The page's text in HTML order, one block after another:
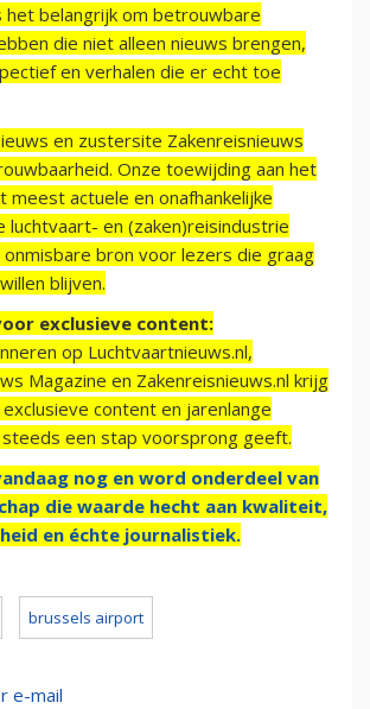
het belangrijk om betrouwbare
die niet alleen nieuws brengen,
en verhalen die er echt toe
en zustersite Zakenreisnieuws
Onze toewijding aan het
meest actuele en onafhankelijke
luchtvaart- en (zaken)reisindustrie
onmisbare bron voor lezers die graag
blijven.
exclusieve content:
op Luchtvaartnieuws.nl,
Magazine en Zakenreisnieuws.nl krijg
content en jarenlange
een stap voorsprong geeft.
nog en word onderdeel van
die waarde hecht aan kwaliteit,
en échte journalistiek.
brussels airport
e-mail